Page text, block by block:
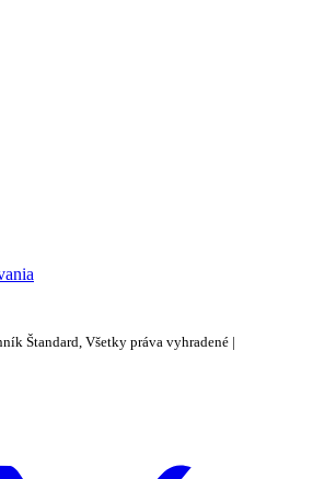
Štandard, Všetky práva vyhradené |